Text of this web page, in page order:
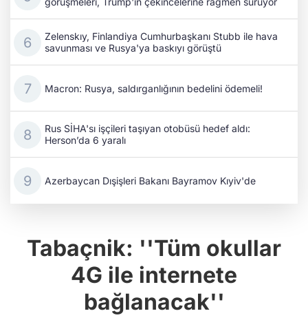
Zelenskıy, Finlandiya Cumhurbaşkanı Stubb ile hava
savunması ve Rusya'ya baskıyı görüştü
Macron: Rusya, saldırganlığının bedelini ödemeli!
Rus SİHA'sı işçileri taşıyan otobüsü hedef aldı:
Herson’da 6 yaralı
Azerbaycan Dışişleri Bakanı Bayramov Kıyiv'de
Tabaçnik: ''Tüm okullar
4G ile internete
bağlanacak''